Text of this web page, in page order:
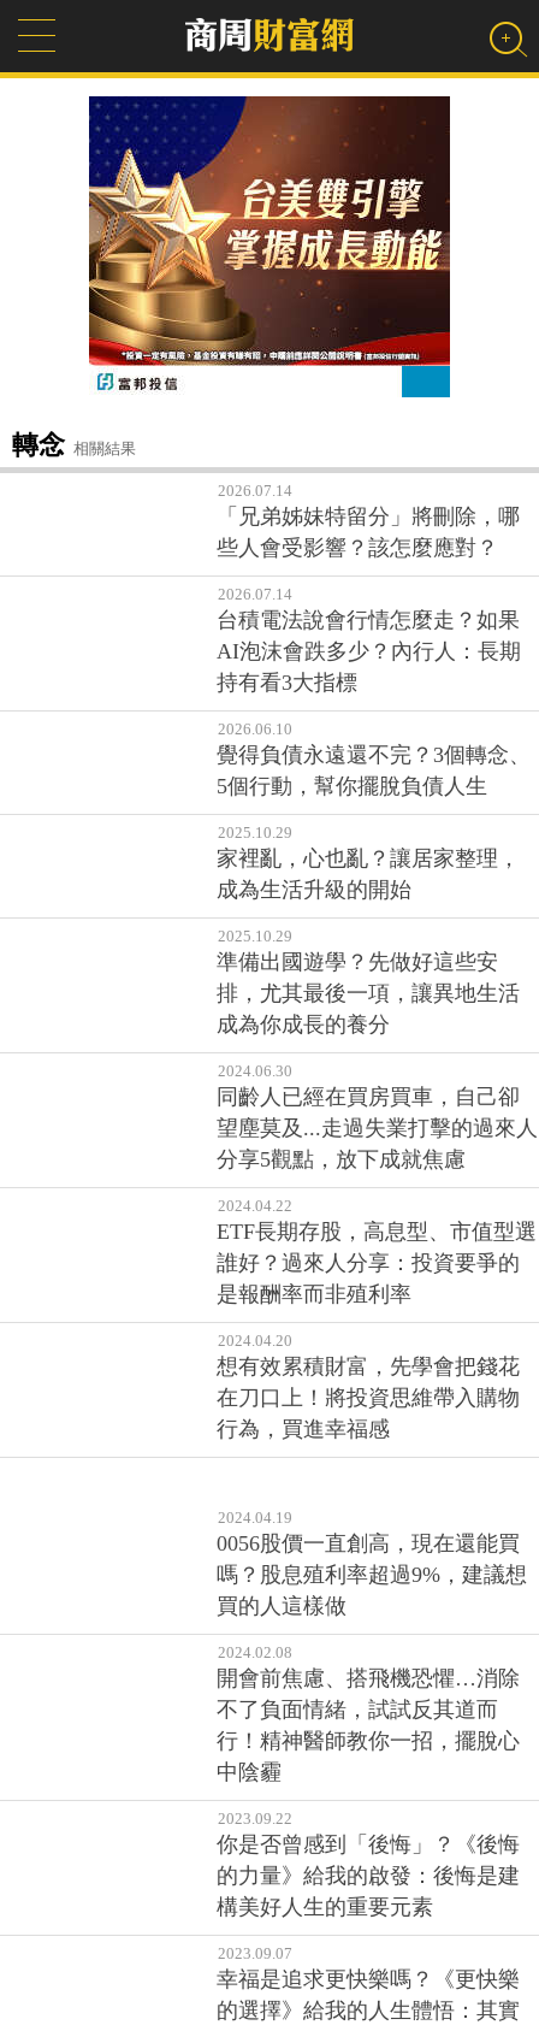
轉念 相關結果
2026.07.14
「兄弟姊妹特留分」將刪除，哪
些人會受影響？該怎麼應對？
2026.07.14
台積電法說會行情怎麼走？如果
AI泡沫會跌多少？內行人：長期
持有看3大指標
2026.06.10
覺得負債永遠還不完？3個轉念、
5個行動，幫你擺脫負債人生
2025.10.29
家裡亂，心也亂？讓居家整理，
成為生活升級的開始
2025.10.29
準備出國遊學？先做好這些安
排，尤其最後一項，讓異地生活
成為你成長的養分
2024.06.30
同齡人已經在買房買車，自己卻
望塵莫及...走過失業打擊的過來人
分享5觀點，放下成就焦慮
2024.04.22
ETF長期存股，高息型、市值型選
誰好？過來人分享：投資要爭的
是報酬率而非殖利率
2024.04.20
想有效累積財富，先學會把錢花
在刀口上！將投資思維帶入購物
行為，買進幸福感
2024.04.19
0056股價一直創高，現在還能買
嗎？股息殖利率超過9%，建議想
買的人這樣做
2024.02.08
開會前焦慮、搭飛機恐懼…消除
不了負面情緒，試試反其道而
行！精神醫師教你一招，擺脫心
中陰霾
2023.09.22
你是否曾感到「後悔」？《後悔
的力量》給我的啟發：後悔是建
構美好人生的重要元素
2023.09.07
幸福是追求更快樂嗎？《更快樂
的選擇》給我的人生體悟：其實